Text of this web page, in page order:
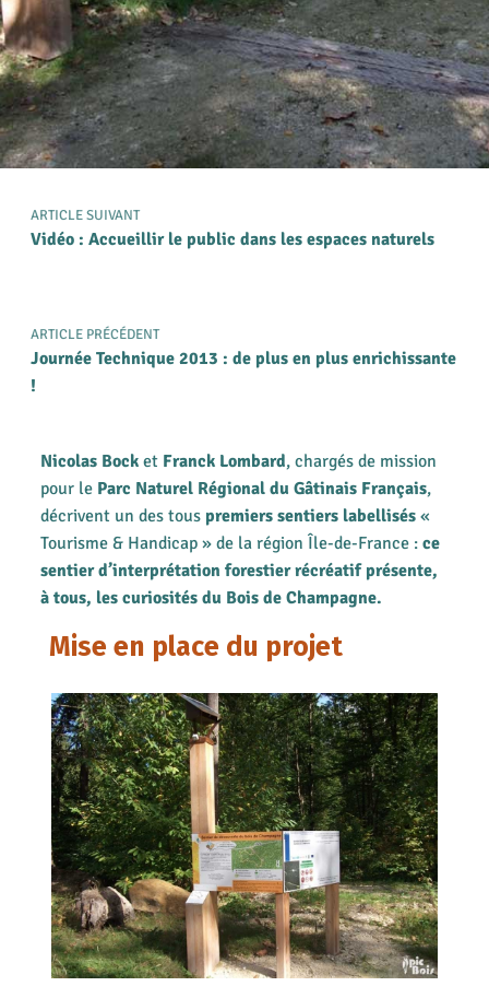
ARTICLE SUIVANT
Vidéo : Accueillir le public dans les espaces naturels
ARTICLE PRÉCÉDENT
Journée Technique 2013 : de plus en plus enrichissante
!
Nicolas BocketFranck Lombard, chargés de mission
pour le Parc Naturel Régional du Gâtinais Français,
décrivent un des tous premiers sentiers labellisés«
Tourisme & Handicap » de la région Île-de-France :ce
sentier d’interprétation forestier récréatif présente,
à tous, les curiosités du Bois de Champagne.
Mise en place du projet